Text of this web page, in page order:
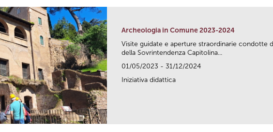
Archeologia in Comune 2023-2024
Visite guidate e aperture straordinarie condotte
della Sovrintendenza Capitolina...
01/05/2023 - 31/12/2024
Iniziativa didattica